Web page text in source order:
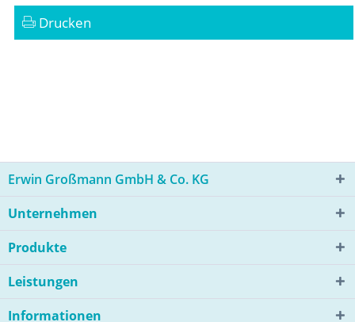
Drucken
Erwin Großmann GmbH & Co. KG
Unternehmen
Produkte
Leistungen
Informationen